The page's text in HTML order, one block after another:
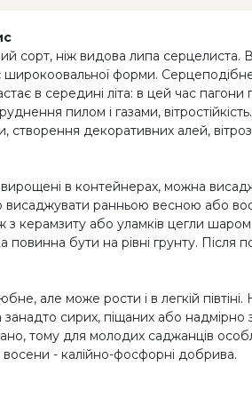
сорт, ніж видова липа серцелиста.
форми.
в середині літа: в цей час пагони
пилом і газами,
створення декоративних алей,
в контейнерах, можна
ранньою весною або
керамзиту або уламків цегли
повинна бути на рівні грунту. Після
але може рости і в легкій
занадто сирих, піщаних або
тому для молодих саджанців
восени - калійно-фосфорні добрива.